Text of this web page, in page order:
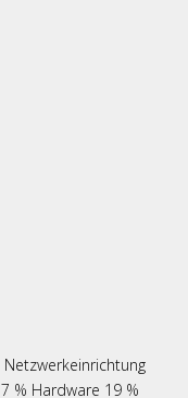
Netzwerkeinrichtung
7 % Hardware 19 %